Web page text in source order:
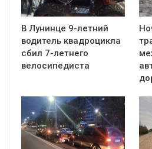
В Лунинце 9-летний
водитель квадроцикла
сбил 7-летнего
велосипедиста